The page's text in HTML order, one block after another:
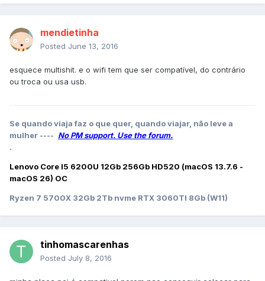
mendietinha
Posted June 13, 2016
esquece multishit. e o wifi tem que ser compatível, do contrário
ou troca ou usa usb.
Se quando viaja faz o que quer, quando viajar, não leve a
mulher ---- No PM support. Use the forum.
.
Lenovo Core I5 6200U 12Gb 256Gb HD520 (macOS 13.7.6 -
macOS 26) OC
Ryzen 7 5700X 32Gb 2Tb nvme RTX 3060TI 8Gb (W11)
tinhomascarenhas
Posted July 8, 2016